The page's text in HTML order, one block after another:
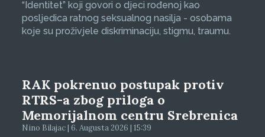
“Identitet” koji govori o djeci rođenoj kao
posljedica ratnog seksualnog nasilja - osobama
koje su proživjele diskriminaciju, stigmu, traumu.
RAK pokrenuo postupak protiv
RTRS-a zbog priloga o
Memorijalnom centru Srebrenica
Nino Bilajac | 6. Augusta 2026 | 15:39